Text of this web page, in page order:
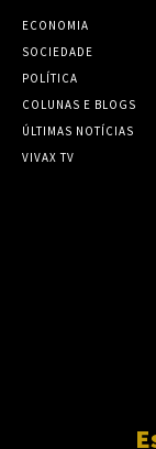
ECONOMIA
SOCIEDADE
POLÍTICA
COLUNAS E BLOGS
ÚLTIMAS NOTÍCIAS
VIVAX TV